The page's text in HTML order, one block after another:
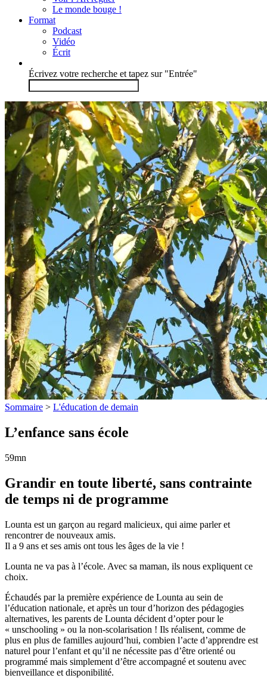
Le monde bouge !
Format
Podcast
Vidéo
Écrit
Écrivez votre recherche et tapez sur "Entrée"
Sommaire > L'éducation de demain
L’enfance sans école
59mn
Grandir en toute liberté, sans contrainte
de temps ni de programme
Lounta est un garçon au regard malicieux, qui aime parler et
rencontrer de nouveaux amis.
Il a 9 ans et ses amis ont tous les âges de la vie !
Lounta ne va pas à l’école. Avec sa maman, ils nous expliquent ce
choix.
Échaudés par la première expérience de Lounta au sein de
l’éducation nationale, et après un tour d’horizon des pédagogies
alternatives, les parents de Lounta décident d’opter pour le
« unschooling » ou la non-scolarisation ! Ils réalisent, comme de
plus en plus de familles aujourd’hui, combien l’acte d’apprendre est
naturel pour l’enfant et qu’il ne nécessite pas d’être orienté ou
programmé mais simplement d’être accompagné et soutenu avec
bienveillance et disponibilité.